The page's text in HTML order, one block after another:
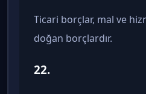
Ticari borçlar, mal ve
doğan borçlardır.
22.